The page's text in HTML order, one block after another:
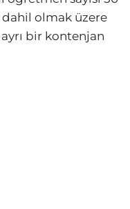
dahil olmak üzere
bir kontenjan